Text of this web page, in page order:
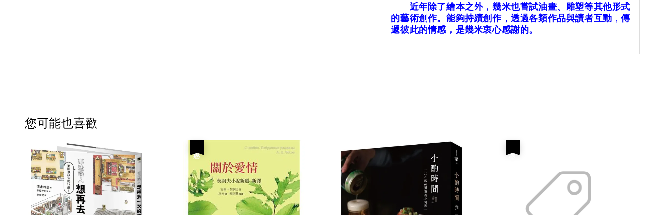
近年除了繪本之外，幾米也嘗試油畫、雕塑等其他形式
的藝術創作。能夠持續創作，透過各類作品與讀者互動，傳
遞彼此的情感，是幾米衷心感謝的。
您可能也喜歡